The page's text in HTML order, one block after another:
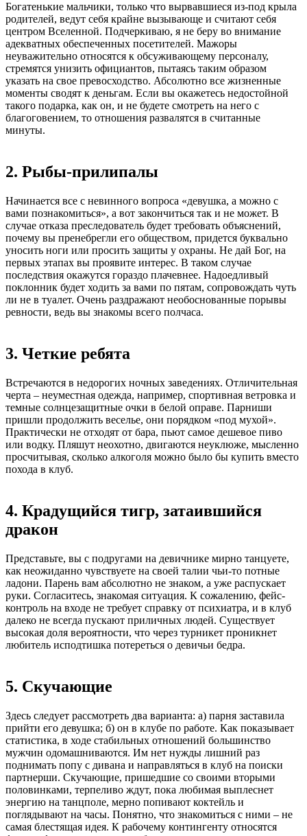
Богатенькие мальчики, только что вырвавшиеся из-под крыла
родителей, ведут себя крайне вызывающе и считают себя
центром Вселенной. Подчеркиваю, я не беру во внимание
адекватных обеспеченных посетителей. Мажоры
неуважительно относятся к обсуживающему персоналу,
стремятся унизить официантов, пытаясь таким образом
указать на свое превосходство. Абсолютно все жизненные
моменты сводят к деньгам. Если вы окажетесь недостойной
такого подарка, как он, и не будете смотреть на него с
благоговением, то отношения развалятся в считанные
минуты.
2. Рыбы-прилипалы
Начинается все с невинного вопроса «девушка, а можно с
вами познакомиться», а вот закончиться так и не может. В
случае отказа преследователь будет требовать объяснений,
почему вы пренебрегли его обществом, придется буквально
уносить ноги или просить защиты у охраны. Не дай Бог, на
первых этапах вы проявите интерес. В таком случае
последствия окажутся гораздо плачевнее. Надоедливый
поклонник будет ходить за вами по пятам, сопровождать чуть
ли не в туалет. Очень раздражают необоснованные порывы
ревности, ведь вы знакомы всего полчаса.
3. Четкие ребята
Встречаются в недорогих ночных заведениях. Отличительная
черта – неуместная одежда, например, спортивная ветровка и
темные солнцезащитные очки в белой оправе. Парниши
пришли продолжить веселье, они порядком «под мухой».
Практически не отходят от бара, пьют самое дешевое пиво
или водку. Пляшут неохотно, двигаются неуклюже, мысленно
просчитывая, сколько алкоголя можно было бы купить вместо
похода в клуб.
4. Крадущийся тигр, затаившийся
дракон
Представьте, вы с подругами на девичнике мирно танцуете,
как неожиданно чувствуете на своей талии чьи-то потные
ладони. Парень вам абсолютно не знаком, а уже распускает
руки. Согласитесь, знакомая ситуация. К сожалению, фейс-
контроль на входе не требует справку от психиатра, и в клуб
далеко не всегда пускают приличных людей. Существует
высокая доля вероятности, что через турникет проникнет
любитель исподтишка потереться о девичьи бедра.
5. Скучающие
Здесь следует рассмотреть два варианта: а) парня заставила
прийти его девушка; б) он в клубе по работе. Как показывает
статистика, в ходе стабильных отношений большинство
мужчин одомашниваются. Им нет нужды лишний раз
поднимать попу с дивана и направляться в клуб на поиски
партнерши. Скучающие, пришедшие со своими вторыми
половинками, терпеливо ждут, пока любимая выплеснет
энергию на танцполе, мерно попивают коктейль и
поглядывают на часы. Понятно, что знакомиться с ними – не
самая блестящая идея. К рабочему контингенту относятся